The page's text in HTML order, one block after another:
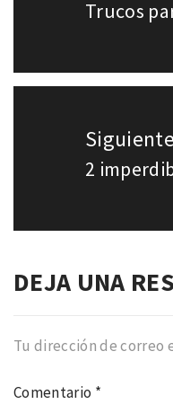
entradas
Entrada
Trucos
Siguiente
Entrada
2
DEJA UNA
Tu dirección de correo
Comentario *